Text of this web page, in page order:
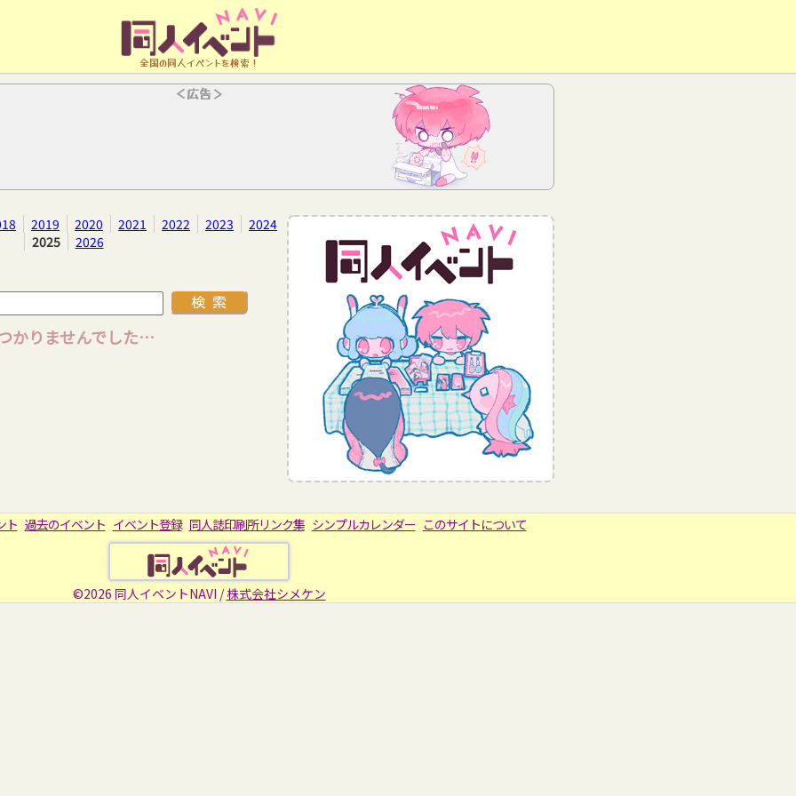
全国の同人イベントを検索！
＜広告＞
2019 2020 2021 2022 2023
2024
2025
2026
かりませんでした…
ト 過去のイベント イベント登録 同人誌印刷所リンク集 シンプルカレンダー このサイトについて
©2026 同人イベントNAVI /株式会社シメケン